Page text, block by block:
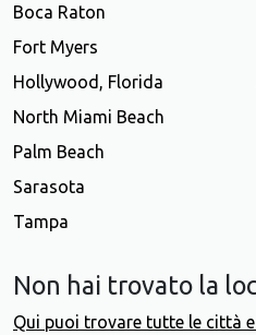
Boca Raton
Fort Myers
Hollywood, Florida
North Miami Beach
Palm Beach
Sarasota
Tampa
Non hai trovato la
Qui puoi trovare tutte le città